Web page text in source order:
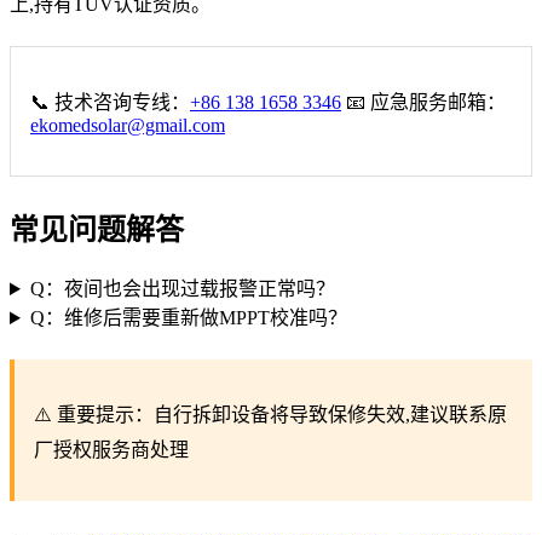
上,持有TÜV认证资质。
📞 技术咨询专线： +86 138 1658 3346 📧 应急服务邮箱：
ekomedsolar@gmail.com
常见问题解答
Q：夜间也会出现过载报警正常吗？
Q：维修后需要重新做MPPT校准吗？
⚠️ 重要提示：自行拆卸设备将导致保修失效,建议联系原
厂授权服务商处理